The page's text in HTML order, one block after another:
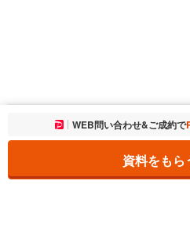
お気に入りに追加しました。
WEB問い合わせ&ご成約で
資料をもら